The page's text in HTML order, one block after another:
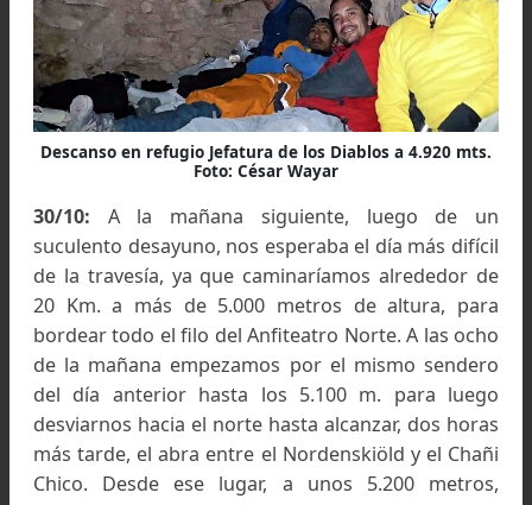
indefectiblemente nos íbamos a topar con el
y último pico de la jornada, el Pico Las Leñas
m.).
Así, a las cinco de la tarde, totalmente
alcanzamos su cumbre, mirador privilegiado
imponente
pared norte del Chañide más de
metros de altura. Como un regalo para
descenso, se despejó totalmente y pudimos
al campamento al atardecer bajo un cielo teñido
rojo.